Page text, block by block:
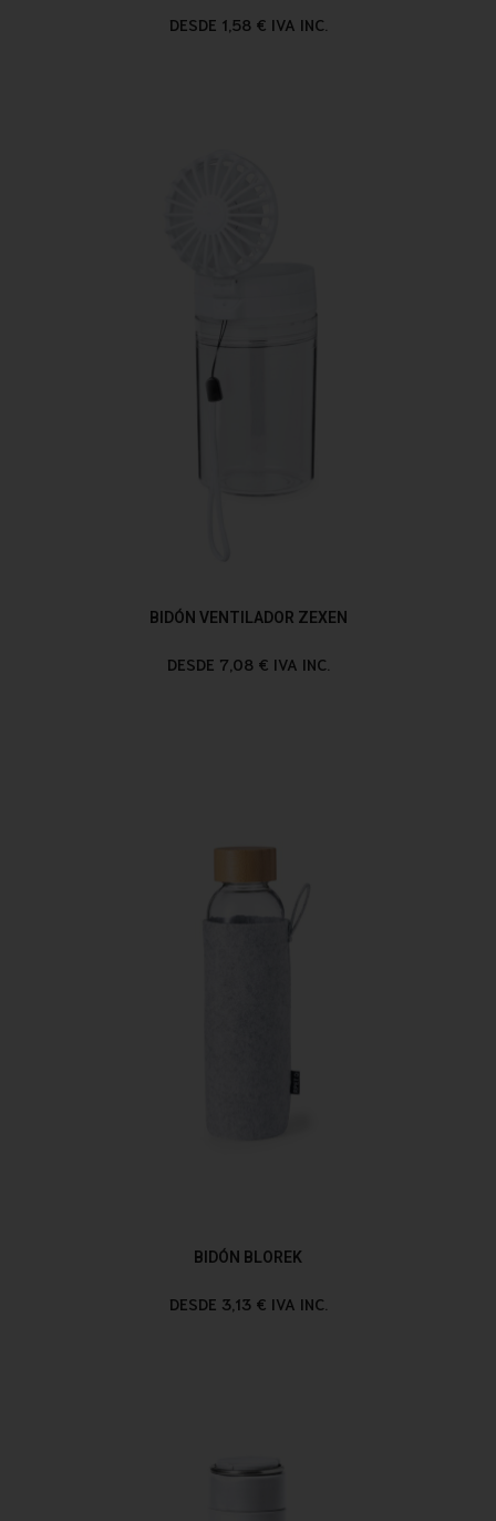
DESDE 1,58 € IVA INC.
BIDÓN VENTILADOR ZEXEN
DESDE 7,08 € IVA INC.
BIDÓN BLOREK
DESDE 3,13 € IVA INC.